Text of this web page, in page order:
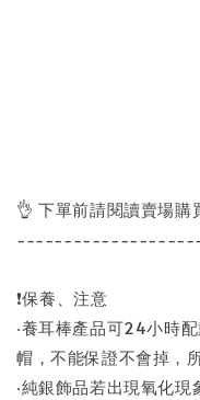
👌 下單前請閱讀賣場購
❗保養、注意
‧養耳棒產品可24小時
帽，不能保證不會掉，
‧純銀飾品若出現氧化